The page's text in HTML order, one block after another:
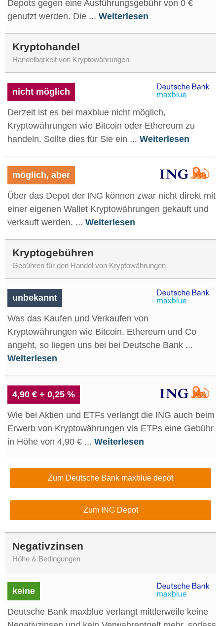
Depots gegen eine Ausführungsgebühr von 0 €
genutzt werden. Die ... Weiterlesen
Kryptohandel
Handelbarkeit von Kryptowährungen
nicht möglich
Derzeit ist es bei maxblue nicht möglich,
Kryptowährungen wie Bitcoin oder Ethereum zu
handeln. Sollte dies für Sie ein ... Weiterlesen
möglich, aber
Über das Depot der ING können zwar nicht direkt mit
einer eigenen Wallet Kryptowährungen gekauft und
verkauft werden, ... Weiterlesen
Kryptogebühren
Gebühren für den Handel von Kryptowährungen
unbekannt
Was das Kaufen und Verkaufen von
Kryptowährungen wie Bitcoin, Ethereum und Co
angeht, so liegen uns bei bei Deutsche Bank ...
Weiterlesen
4,90 € + 0,25 %
Wie bei Aktien und ETFs verlangt die ING auch beim
Erwerb von Kryptowährungen via ETPs eine Gebühr
in Höhe von 4,90 € ... Weiterlesen
Zum Deutsche Bank maxblue depot
Zum ING Depot
Negativzinsen
Höhe & Bedingungen
keine
Deutsche Bank maxblue verlangt mittlerweile keine